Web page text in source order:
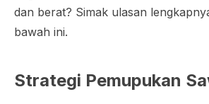
dan berat? Simak ulasan
bawah ini.
Strategi Pemupukan